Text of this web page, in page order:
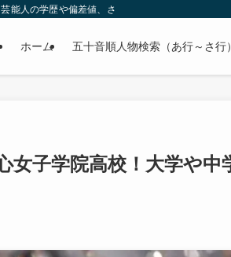
人の学歴や偏差値、さらに政治家やスポーツ選
ホーム 五十音順人物検索（あ行～さ行
女子学院高校！大学や中